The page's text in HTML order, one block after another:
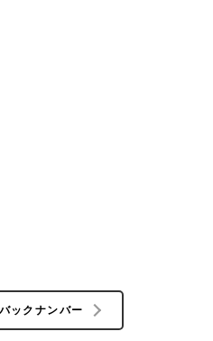
ックナンバー